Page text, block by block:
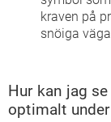
kraven på
snöiga
Hur kan jag
optimalt